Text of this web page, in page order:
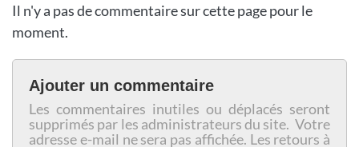
Il n'y a pas de commentaire sur cette page pour le
moment.
Ajouter un commentaire
Les commentaires inutiles ou déplacés seront
supprimés par les administrateurs du site. Votre
adresse e-mail ne sera pas affichée. Les retours à